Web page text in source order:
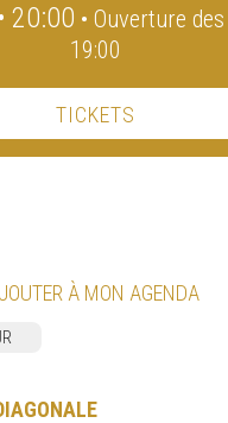
20:00 • Ouverture
19:00
TICKETS
À MON AGENDA